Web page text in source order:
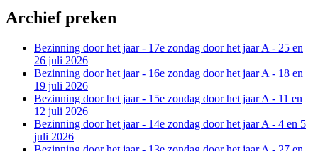
Archief preken
Bezinning door het jaar - 17e zondag door het jaar A - 25 en
26 juli 2026
Bezinning door het jaar - 16e zondag door het jaar A - 18 en
19 juli 2026
Bezinning door het jaar - 15e zondag door het jaar A - 11 en
12 juli 2026
Bezinning door het jaar - 14e zondag door het jaar A - 4 en 5
juli 2026